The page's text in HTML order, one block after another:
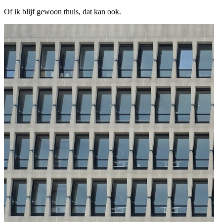
Of ik blijf gewoon thuis, dat kan ook.